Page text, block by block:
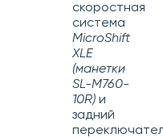
скоростная
система
MicroShift
XLE
(манетки
SL-M760-
10R) и
задний